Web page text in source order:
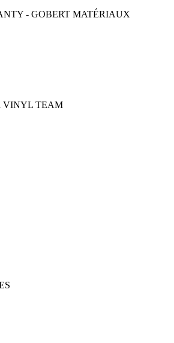
- GOBERT MATÉRIAUX
VINYL TEAM